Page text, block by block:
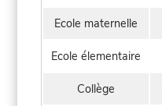
Ecole maternelle
Ecole élementaire
Collège